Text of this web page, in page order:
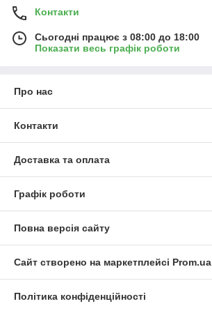
Контакти
Сьогодні працює з 08:00 до 18:00
Показати весь графік роботи
Про нас
Контакти
Доставка та оплата
Графік роботи
Повна версія сайту
Сайт створено на маркетплейсі Prom.ua
Політика конфіденційності